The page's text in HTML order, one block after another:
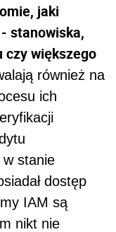
jaki
stanowiska,
czy większego
również na
ich
w stanie
dostęp
IAM są
nikt nie